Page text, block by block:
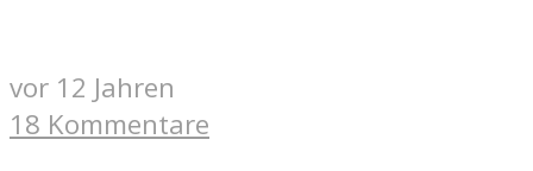
vor 12 Jahren
18 Kommentare